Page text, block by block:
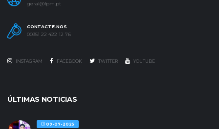
geral@fpm.pt
CONTACTE-NOS
00351 22 422 12 76
INSTAGRAM FACEBOOK TWITTER YOUTUBE
ÚLTIMAS NOTICIAS
09-07-2025